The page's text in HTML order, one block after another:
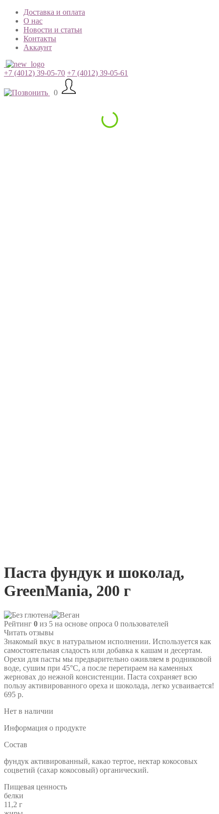
Доставка и оплата
О нас
Новости и статьи
Контакты
Аккаунт
+7 (4012) 39-05-70 +7 (4012) 39-05-61
0
Паста фундук и шоколад,
GreenMania, 200 г
Рейтинг 0 из 5 на основе опроса 0 пользователей
Читать отзывы
Знакомый вкус в натуральном исполнении. Используется как
самостоятельная сладость или добавка к кашам и десертам.
Орехи для пасты мы предварительно оживляем в родниковой
воде, сушим при 45°С, а после перетираем на каменных
жерновах до нежной консистенции. Паста сохраняет всю
пользу активированного ореха и шоколада, легко усваивается!
695 р.
Нет в наличии
Информация о продукте
Состав
фундук активированный, какао тертое, нектар кокосовых
соцветий (сахар кокосовый) органический.
Пищевая ценность
белки
11,2 г